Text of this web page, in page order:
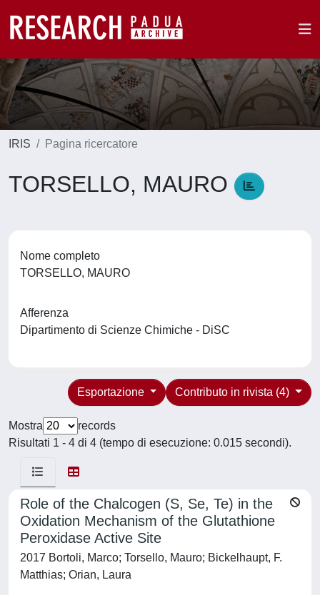
IRIS Pagina ricercatore
TORSELLO, MAURO
Nome completo
TORSELLO, MAURO
Afferenza
Dipartimento di Scienze Chimiche - DiSC
Contributo in rivista (4)
Esportazione
Mostra
records
Risultati 1 - 4 di 4 (tempo di esecuzione: 0.015 secondi).
Role of the Chalcogen (S, Se, Te) in the
Oxidation Mechanism of the Glutathione
Peroxidase Active Site
2017 Bortoli, Marco; Torsello, Mauro; Bickelhaupt, F.
Matthias; Orian, Laura